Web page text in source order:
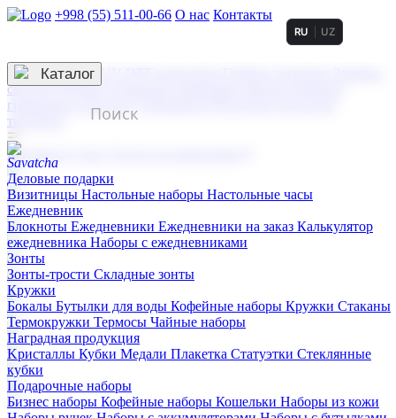
+998 (55) 511-00-66 О нас Контакты
3D гравировка
смолой (Doming)
гравировка твердая
тиснение
RU UZ
☰
Контакты
Каталог
Деловые подарки
Визитницы Настольные наборы Настольные часы
Ежедневник
Блокноты Ежедневники Ежедневники на заказ Калькулятор
ежедневника Наборы с ежедневниками
Зонты
Зонты-трости Складные зонты
Кружки
Бокалы Бутылки для воды Кофейные наборы Кружки Стаканы
Термокружки Термосы Чайные наборы
Наградная продукция
Kристаллы Кубки Медали Плакетка Статуэтки Стеклянные
кубки
Подарочные наборы
Бизнес наборы Кофейные наборы Кошельки Наборы из кожи